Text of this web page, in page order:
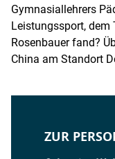
Gymnasiallehrers
Leistungssport, dem
Rosenbauer fand?
China am Standort
ZUR